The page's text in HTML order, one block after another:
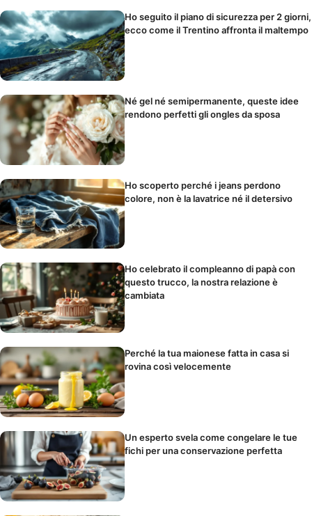
Ho seguito il piano di sicurezza per 2 giorni,
ecco come il Trentino affronta il maltempo
Né gel né semipermanente, queste idee
rendono perfetti gli ongles da sposa
Ho scoperto perché i jeans perdono
colore, non è la lavatrice né il detersivo
Ho celebrato il compleanno di papà con
questo trucco, la nostra relazione è
cambiata
Perché la tua maionese fatta in casa si
rovina così velocemente
Un esperto svela come congelare le tue
fichi per una conservazione perfetta